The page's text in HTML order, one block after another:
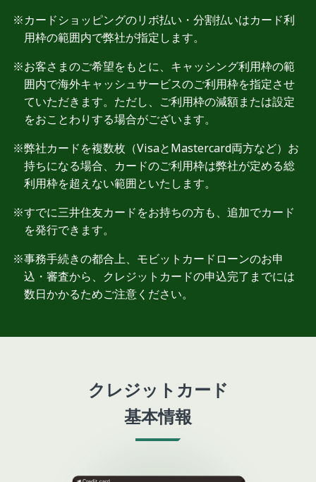
カードショッピングのリボ払い・分割払いはカード利
用枠の範囲内で弊社が指定します。
お客さまのご希望をもとに、キャッシング利用枠の範
囲内で海外キャッシュサービスのご利用枠を指定させ
ていただきます。ただし、ご利用枠の減額または設定
をおことわりする場合がございます。
弊社カードを複数枚（VisaとMastercard両方など）お
持ちになる場合、カードのご利用枠は弊社が定める総
利用枠を超えない範囲といたします。
すでに三井住友カードをお持ちの方も、追加でカード
を発行できます。
事務手続きの都合上、モビットカードローンのお申
込・審査から、クレジットカードの申込完了までには
数日かかるためご注意ください。
クレジットカード
基本情報